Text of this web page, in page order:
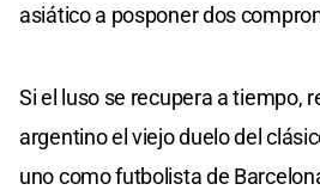
asiático a posponer dos
Si el luso se recupera a tiempo,
argentino el viejo duelo del
uno como futbolista de